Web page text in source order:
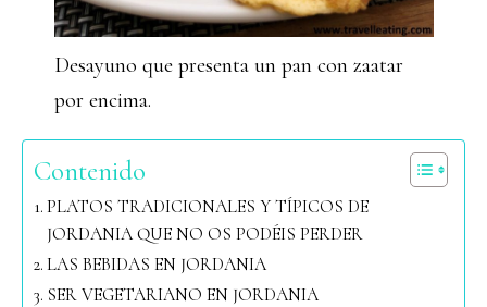
Desayuno que presenta un pan con zaatar
por encima.
Contenido
PLATOS TRADICIONALES Y TÍPICOS DE
JORDANIA QUE NO OS PODÉIS PERDER
LAS BEBIDAS EN JORDANIA
SER VEGETARIANO EN JORDANIA